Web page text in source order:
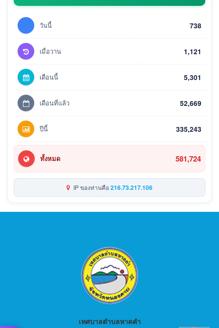
วันนี้ 738
เมื่อวาน 1,121
เดือนนี้ 5,301
เดือนที่แล้ว 52,669
ปีนี้ 335,243
ทั้งหมด 581,724
IP ของท่านคือ216.73.217.106
เทศบาลตำบลหาดคำ